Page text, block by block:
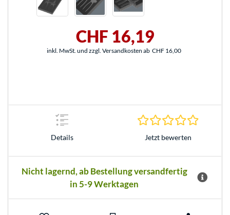
CHF 16,19
inkl. MwSt. und zzgl. Versandkosten ab CHF 16,00
Details Jetzt bewerten
Nicht lagernd, ab Bestellung versandfertig
in 5-9 Werktagen